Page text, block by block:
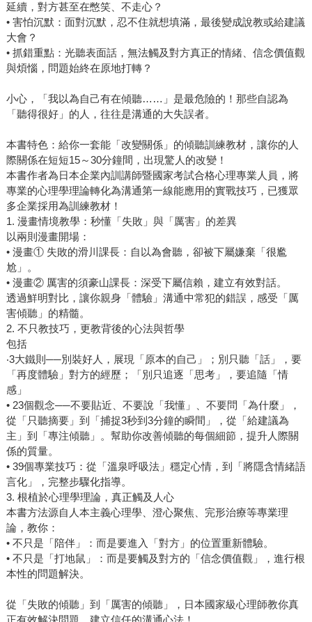
延續，對方甚至在憋笑、不走心？
• 害怕沉默：面對沉默，忍不住就想填滿，最後變成說教或給建議
大會？
• 抓錯重點：光聽表面話，無法觸及對方真正的情緒、信念價值觀
與煩惱，問題始終在原地打轉？
小心，「我以為自己有在傾聽……」是最危險的！那些自認為
「聽得很好」的人，往往是溝通的大失誤者。
本書特色：給你一套能「改變關係」的傾聽訓練教材，讓你的人
際關係在短短15～30分鐘間，出現驚人的改變！
本書作者為日本企業內訓講師暨國家考試合格心理專業人員，將
專業的心理學理論轉化為溝通第一線能應用的實戰技巧，已獲眾
多企業採用為訓練教材！
1. 漫畫情境教學：秒懂「失敗」與「厲害」的差異
以兩則漫畫開場：
• 漫畫① 失敗的滑川課長：自以為會聽，卻被下屬嫌棄「很尷
尬」。
• 漫畫② 厲害的須豪山課長：深受下屬信賴，建立有效對話。
透過鮮明對比，讓你親身「體驗」溝通中常犯的錯誤，感受「厲
害傾聽」的精髓。
2. 不只教技巧，更教背後的心法與哲學
包括
‧3大鐵則──別裝好人，展現「原本的自己」；別只聽「話」，要
「再度體驗」對方的經歷；「別只追逐「思考」，要追隨「情
感」
• 23個觀念──不要貼近、不要說「我懂」、不要問「為什麼」，
從「只聽摘要」到「捕捉3秒到3分鐘的瞬間」，從「給建議為
主」到「專注傾聽」。幫助你改善傾聽的每個細節，提升人際關
係的質量。
• 39個專業技巧：從「溫泉呼吸法」穩定心情，到「將隱含情緒語
言化」，完整步驟化指導。
3. 根植於心理學理論，真正觸及人心
本書方法源自人本主義心理學、澄心聚焦、完形治療等專業理
論，教你：
• 不只是「陪伴」：而是要進入「對方」的位置重新體驗。
• 不只是「打地鼠」：而是要觸及對方的「信念價值觀」，進行根
本性的問題解決。
從「失敗的傾聽」到「厲害的傾聽」，日本國家級心理師教你真
正有效解決問題、建立信任的溝通心法！